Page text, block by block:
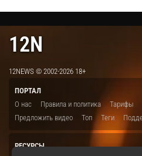
12N
12NEWS © 2002-2026 18+
ПОРТАЛ
О нас
Правила и политика Тарифы
Предложить видео
Топ Теги
РЕСУРСЫ